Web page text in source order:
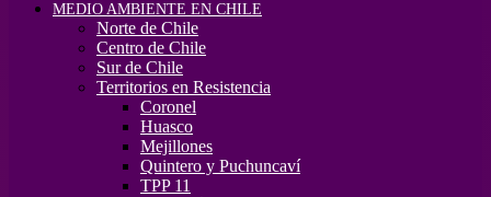
MEDIO AMBIENTE EN CHILE
Norte de Chile
Centro de Chile
Sur de Chile
Territorios en Resistencia
Coronel
Huasco
Mejillones
Quintero y Puchuncaví
TPP 11